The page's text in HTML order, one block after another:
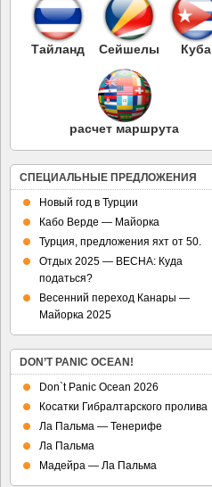
Тайланд Сейшелы Куба
расчет маршрута
СПЕЦИАЛЬНЫЕ ПРЕДЛОЖЕНИЯ
Новый год в Турции
Кабо Верде — Майорка
Турция, предложения яхт от 50.
Отдых 2025 — ВЕСНА: Куда
податься?
Весенний переход Канары —
Майорка 2025
DON’T PANIC OCEAN!
Don`t Panic Ocean 2026
Косатки Гибралтарского пролива
Ла Пальма — Тенерифе
Ла Пальма
Мадейра — Ла Пальма